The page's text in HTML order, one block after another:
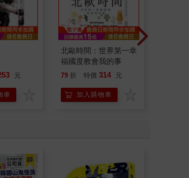
元
車
北歐時間：世界第一幸
福國度教會我的事
79 折 特價 314 元
加入購物車